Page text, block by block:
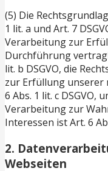
(5) Die
1 lit. a und Art. 7
Verarbeitung zur
Durchführung
lit. b DSGVO, die
zur Erfüllung unserer
6 Abs. 1 lit. c DSGVO,
Verarbeitung zur
Interessen ist Art. 6
2.
Webseiten